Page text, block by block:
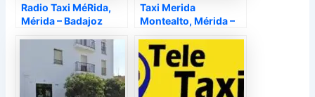
Radio Taxi MéRida,
Mérida – Badajoz
Taxi Merida
Montealto, Mérida –